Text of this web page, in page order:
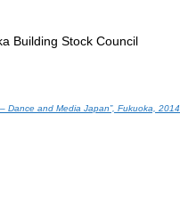
Building Stock Council
– Dance and Media Japan”, Fukuoka, 2014